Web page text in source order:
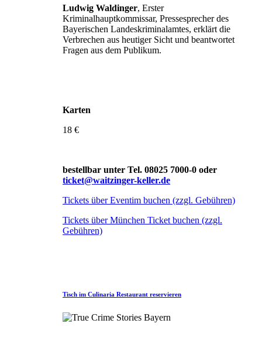
Ludwig Waldinger, Erster
Kriminalhauptkommissar, Pressesprecher des
Bayerischen Landeskriminalamtes, erklärt die
Verbrechen aus heutiger Sicht und beantwortet
Fragen aus dem Publikum.
Karten
18 €
bestellbar unter Tel. 08025 7000-0 oder
ticket@waitzinger-keller.de
Tickets über Eventim buchen (zzgl. Gebühren)
Tickets über München Ticket buchen (zzgl.
Gebühren)
Tisch im Culinaria Restaurant reservieren